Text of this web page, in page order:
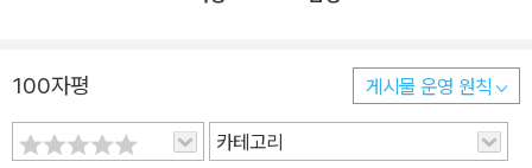
100자평 게시물 운영 원칙
카테고리